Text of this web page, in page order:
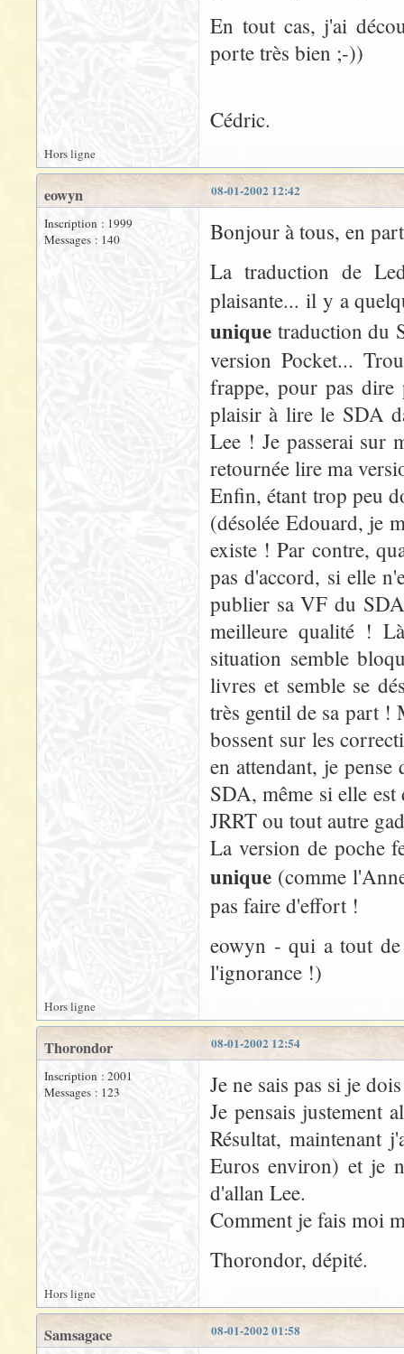
En tout cas, j'ai
porte très bien ;-))
Cédric.
Hors ligne
08-01-2002 12:42
eowyn
Inscription : 1999
Messages : 140
Bonjour à tous, en
La traduction de
plaisante... il y a
unique traduction du
version Pocket...
frappe, pour pas dire
plaisir à lire le SDA
Lee ! Je passerai sur
retournée lire ma
Enfin, étant trop peu
(désolée Edouard, je
existe ! Par contre,
pas d'accord, si elle
publier sa VF du
meilleure qualité !
situation semble
livres et semble se
très gentil de sa part !
bossent sur les
en attendant, je
SDA, même si elle
JRRT ou tout autre
La version de poche
unique (comme
pas faire d'effort !
eowyn - qui a tout
l'ignorance !)
Hors ligne
08-01-2002 12:54
Thorondor
Inscription : 2001
Messages : 123
Je ne sais pas si je
Je pensais justement
Résultat, maintenant
Euros environ) et je
d'allan Lee.
Comment je fais moi
Thorondor, dépité.
Hors ligne
08-01-2002 01:58
Samsagace